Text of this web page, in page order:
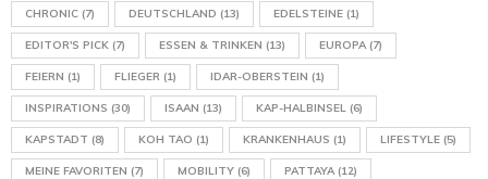
CHRONIC (7) DEUTSCHLAND (13) EDELSTEINE (1)
EDITOR'S PICK (7) ESSEN & TRINKEN (13) EUROPA(7)
FEIERN (1) FLIEGER (1) IDAR-OBERSTEIN (1)
INSPIRATIONS (30) ISAAN (13) KAP-HALBINSEL (6)
KAPSTADT (8) KOH TAO (1) KRANKENHAUS (1) LIFESTYLE (5)
MEINE FAVORITEN (7) MOBILITY (6) PATTAYA(12)